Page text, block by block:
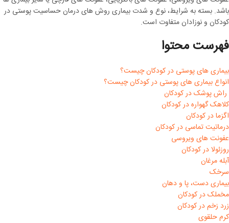
باشد. بسته به شرایط، نوع و شدت بیماری روش های درمان حساسیت پوستی در
کودکان و نوزادان متفاوت است.
فهرست محتوا
بیماری های پوستی در کودکان چیست؟
انواع بیماری های پوستی در کودکان چیست؟
راش پوشک در کودکان
کلاهک گهواره در کودکان
اگزما در کودکان
درماتیت تماسی در کودکان
عفونت های ویروسی
روزئولا در کودکان
آبله مرغان
سرخک
بیماری دست، پا و دهان
مخملک در کودکان
زرد زخم در کودکان
کرم حلقوی